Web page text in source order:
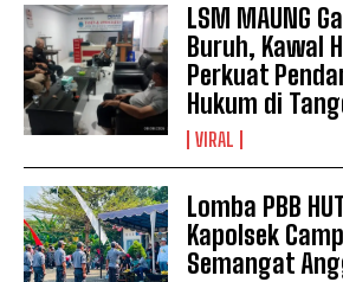
LSM MAUNG
Buruh, Kawal
Perkuat
Hukum di
VIRAL
Lomba PBB
Kapolsek
Semangat